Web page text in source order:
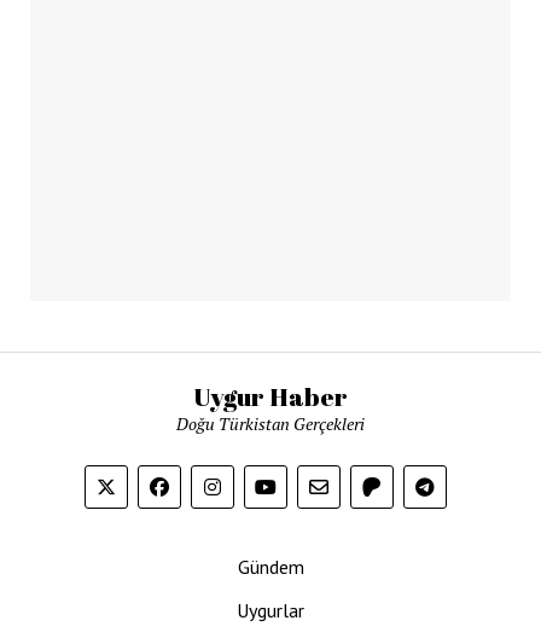
Uygur Haber
Doğu Türkistan Gerçekleri
Gündem
Uygurlar